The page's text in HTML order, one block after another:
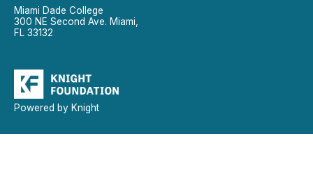
Miami Dade College
300 NE Second Ave. Miami,
FL 33132
Powered by Knight